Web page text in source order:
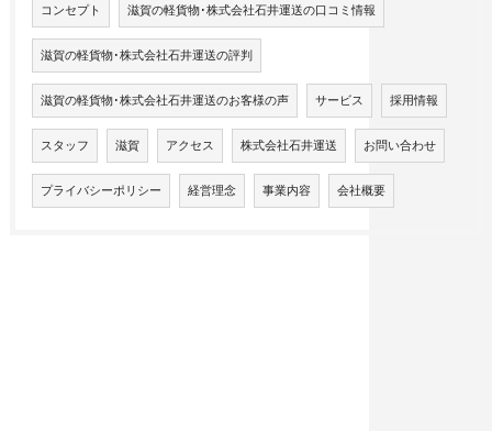
コンセプト 滋賀の軽貨物･株式会社石井運送の口コミ情報
滋賀の軽貨物･株式会社石井運送の評判
滋賀の軽貨物･株式会社石井運送のお客様の声 サービス 採用情報
スタッフ 滋賀 アクセス 株式会社石井運送 お問い合わせ
プライバシーポリシー 経営理念 事業内容 会社概要